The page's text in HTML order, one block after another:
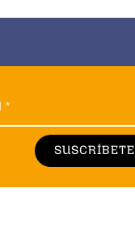
*
SUSCRÍBETE